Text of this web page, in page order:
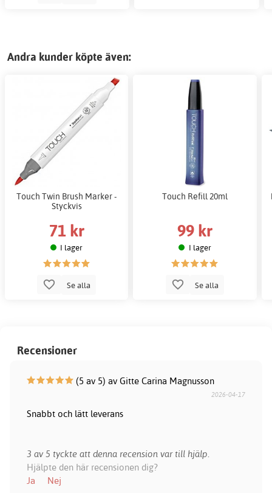
Andra kunder köpte även:
Touch Twin Brush Marker -
Styckvis
71 kr
I lager
Se alla
Touch Refill 20ml
99 kr
I lager
Se alla
Recensioner
(5 av 5) av Gitte Carina Magnusson
2026-04-17
Snabbt och lätt leverans
3 av 5 tyckte att denna recension var till hjälp.
Hjälpte den här recensionen dig?
Ja
Nej